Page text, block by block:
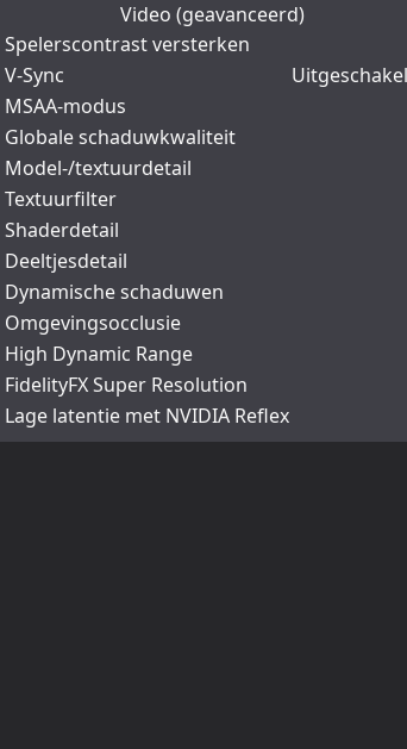
Video (geavanceerd)
Spelerscontrast versterken
V-Sync
MSAA-modus
Globale schaduwkwaliteit
Model-/textuurdetail
Textuurfilter
Shaderdetail
Deeltjesdetail
Dynamische schaduwen
Omgevingsocclusie
High Dynamic Range
FidelityFX Super Resolution
Lage latentie met NVIDIA Reflex